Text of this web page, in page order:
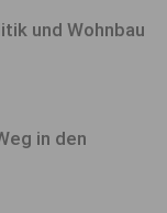
und Wohnbau
in den